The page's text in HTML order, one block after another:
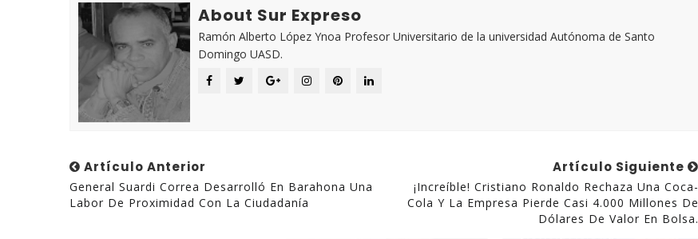
About Sur Expreso
Ramón Alberto López Ynoa Profesor Universitario de la universidad Autónoma de Santo
Domingo UASD.
Artículo Anterior
General Suardi Correa Desarrolló En Barahona Una
Labor De Proximidad Con La Ciudadanía
Artículo Siguiente
¡Increíble! Cristiano Ronaldo Rechaza Una Coca-
Cola Y La Empresa Pierde Casi 4.000 Millones De
Dólares De Valor En Bolsa.